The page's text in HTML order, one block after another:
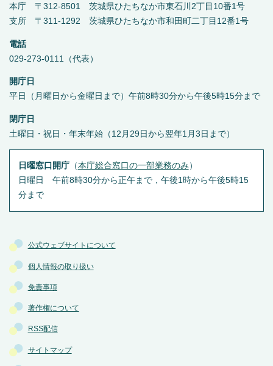
公式ウェブサイトについて
個人情報の取り扱い
免責事項
著作権について
RSS配信
サイトマップ
本庁 〒312-8501 茨城県ひたちなか市東石川2丁目10番1号
支所 〒311-1292 茨城県ひたちなか市和田町二丁目12番1号
電話
029-273-0111（代表）
開庁日
平日（月曜日から金曜日まで）午前8時30分から午後5時15分まで
閉庁日
土曜日・祝日・年末年始（12月29日から翌年1月3日まで）
日曜窓口開庁（本庁総合窓口の一部業務のみ ）
日曜日 午前8時30分から正午まで，午後1時から午後5時15
分まで